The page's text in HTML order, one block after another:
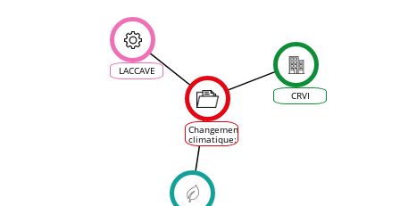
Changement
climatique:
quels
cépages
étrangers
pour la
corse
LACCAVE
CRVI